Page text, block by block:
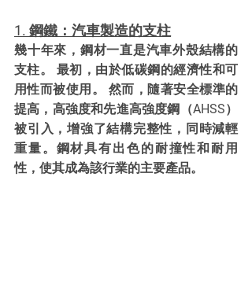
1. 鋼鐵：汽車製造的支柱
幾十年來，鋼材一直是汽車外殼結構的
支柱。 最初，由於低碳鋼的經濟性和可
用性而被使用。 然而，隨著安全標準的
提高，高強度和先進高強度鋼（AHSS）
被引入，增強了結構完整性，同時減輕
重量。鋼材具有出色的耐撞性和耐用
性，使其成為該行業的主要產品。